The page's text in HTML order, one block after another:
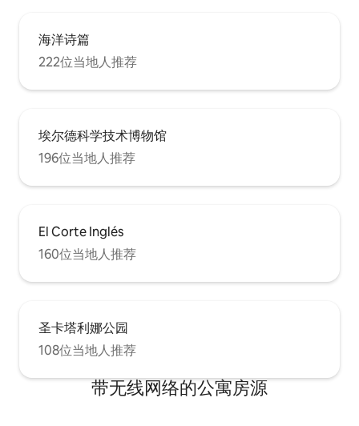
acondicionador, además de toallas de
baño y toallas de playa diferenciadas por
colores. Se encuentra justo a la derecha
al entrar al apartamento. 🍳 El espacio
salón en una única estancia acogedora.
La cocina está totalmente equipada para
estancias largas: lavavajillas, horno-
microondas, lavadora, secadora,
cafetera Nespresso y de filtro, hervidor,
para lavavajillas y lavadora. Incluye
también un pack de bienvenida con té,
virgen extra, vinagre, una botella grande
cama (disponible siempre, sin coste
adicional, con su ropa de cama
correspondiente), una segunda Smart
TV LG de 55 pulgadas y aire
acondicionado, creando un ambiente
海洋诗篇
222位当地人推荐
埃尔德科学技术博物馆
196位当地人推荐
El Corte Inglés
160位当地人推荐
圣卡塔利娜公园
108位当地人推荐
带无线网络的公寓房源